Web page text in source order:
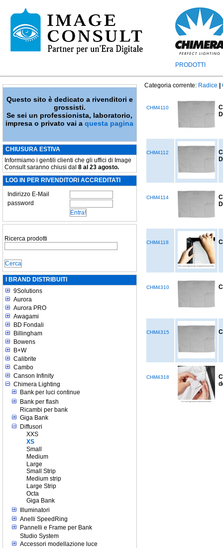
PRODOTTI
Questo sito è dedicato a rivenditori e
grossisti.
Se sei un professionista, laboratorio,
impresa o privato vai aquesta pagina
CHIUSURA ESTIVA
Informiamo i gentili clienti che gli uffici di Image
Consult saranno chiusi dal 8 al 23 agosto.
LOG IN PER RIVENDITORI ACCREDITATI
Indirizzo E-Mail
password
Ricerca prodotti
I BRAND DISTRIBUITI
9Solutions
Aurora
Aurora PRO
Awagami
BD Fondali
Billingham
Bowens
B+W
Calibrite
Cambo
Canson Infinity
Chimera Lighting
Bank per luci continue
Bank per flash
Ricambi per bank
Giga Bank
Diffusori
XXS
XS
Small
Medium
Large
Small Strip
Medium strip
Large Strip
Octa
Giga Bank
Illuminatori
Anelli SpeedRing
Pannelli e Frame per Bank
Studio System
Accessori modellazione luce
Categoria corrente: Radice
CHM4110
CHM4112
CHM4114
CHM4118
CHM4310
CHM4315
CHM4318